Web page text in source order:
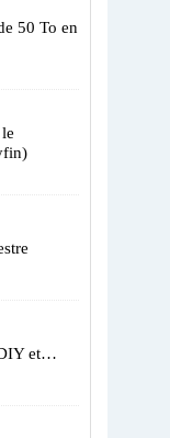
50 To en
et…